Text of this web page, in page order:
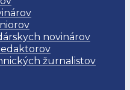
novinárov
žurnalistov